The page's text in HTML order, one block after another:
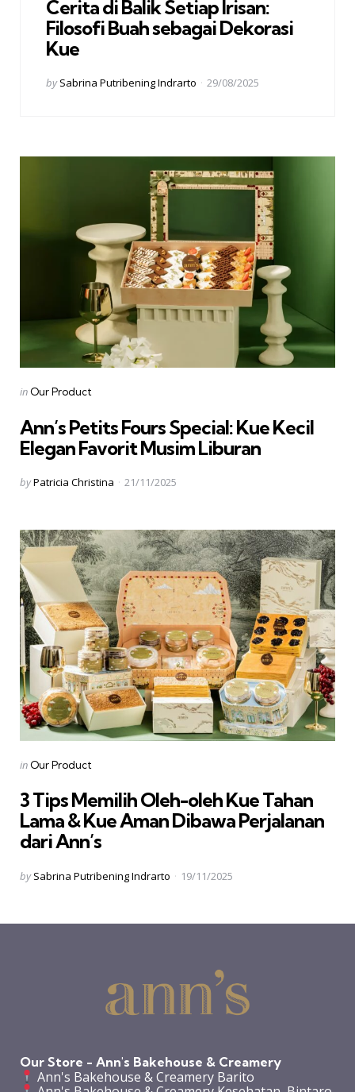
Cerita di Balik Setiap Irisan:
Filosofi Buah sebagai Dekorasi
Kue
Posted
by Sabrina Putribening Indrarto 29/08/2025
Categories
Posted
in Our Product
Ann’s Petits Fours Special: Kue Kecil
Elegan Favorit Musim Liburan
Posted
byPatricia Christina 21/11/2025
Categories
Posted
in Our Product
3 Tips Memilih Oleh-oleh Kue Tahan
Lama & Kue Aman Dibawa Perjalanan
dari Ann’s
Posted
by Sabrina Putribening Indrarto 19/11/2025
Our Store - Ann's Bakehouse & Creamery
Ann's Bakehouse & Creamery Barito